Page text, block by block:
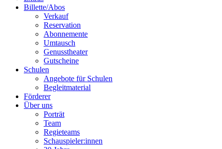
Billette/Abos
Verkauf
Reservation
Abonnemente
Umtausch
Genusstheater
Gutscheine
Schulen
Angebote für Schulen
Begleitmaterial
Förderer
Über uns
Porträt
Team
Regieteams
Schauspieler:innen